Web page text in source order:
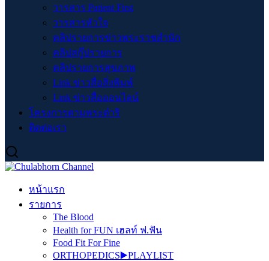
วารสาร Patient First
วารสารหัวใจ
คลิปรายการข่าวพระราชสำนัก
คลิปสกู๊ปรายการ
คลิปรายการสุขภาพ
Link ข่าวสื่อสิ่งพิมพ์
Link ข่าวสื่อออนไลน์
โครงการตามพระดำริ
ติดต่อเรา
หน้าแรก
รายการ
The Blood
Health for FUN เฮลท์ ฟ.ฟัน
Food Fit For Fine
ORTHOPEDICS▶️PLAYLIST